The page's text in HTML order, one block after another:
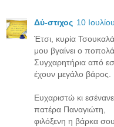
Δύ-στιχος 10
Έτσι, κυρία Τσουκαλά,
μου βγαίνει ο
Συγχαρητήρια από
έχουν μεγάλο βάρος.
Ευχαριστώ κι εσένανε
πατέρα Παναγιώτη,
φιλόξενη η βάρκα σου,